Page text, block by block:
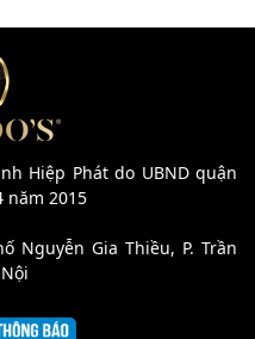
Hiệp Phát do UBND quận
năm 2015
Nguyễn Gia Thiều, P. Trần